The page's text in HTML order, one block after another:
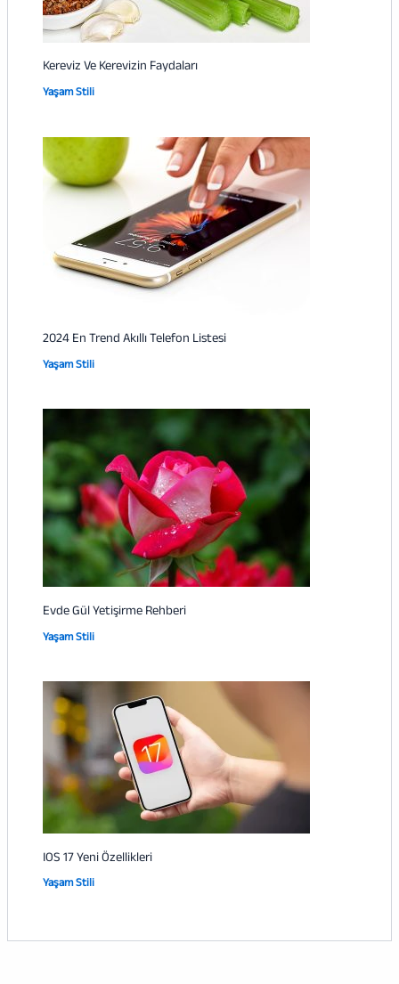
Kereviz Ve Kerevizin Faydaları
Yaşam Stili
2024 En Trend Akıllı Telefon Listesi
Yaşam Stili
Evde Gül Yetişirme Rehberi
Yaşam Stili
IOS 17 Yeni Özellikleri
Yaşam Stili